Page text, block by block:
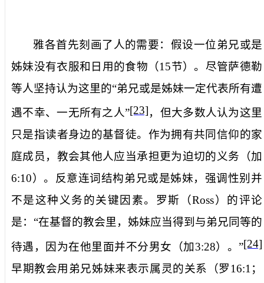
雅各首先刻画了人的需要： 假设一位弟兄或是
姊妹没有衣服和日用的食物 （15节）。尽管萨德勒
等人坚持认为这里的“弟兄或是姊妹一定代表所有遭
遇不幸、一无所有之人”[23]，但大多数人认为这里
只是指读者身边的基督徒。作为拥有共同信仰的家
庭成员，教会其他人应当承担更为迫切的义务（加
6:10）。反意连词结构弟兄或是姊妹，强调性别并
不是这种义务的关键因素。罗斯（Ross）的评论
是：“在基督的教会里，姊妹应当得到与弟兄同等的
待遇，因为在他里面并不分男女（加3:28）。”[24]
早期教会用弟兄姊妹来表示属灵的关系（罗16:1 ；